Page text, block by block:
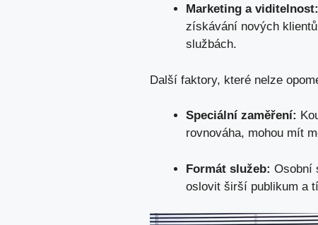
Marketing a ⁢viditelnost:
získávání nových
službách.
Další faktory, které nelze
Speciální zaměření:
rovnováha, mohou ‍mít
Formát služeb: Osobní
oslovit širší publikum a